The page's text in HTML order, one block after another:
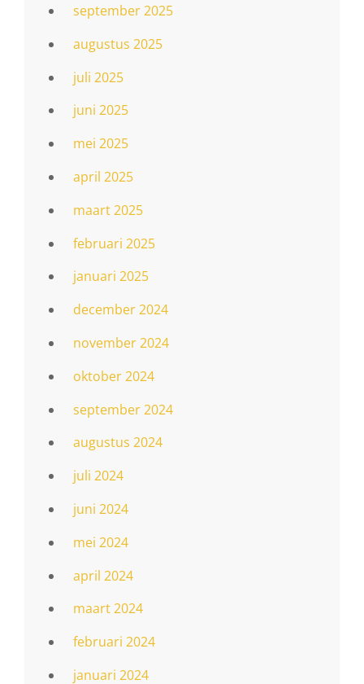
september 2025
augustus 2025
juli 2025
juni 2025
mei 2025
april 2025
maart 2025
februari 2025
januari 2025
december 2024
november 2024
oktober 2024
september 2024
augustus 2024
juli 2024
juni 2024
mei 2024
april 2024
maart 2024
februari 2024
januari 2024